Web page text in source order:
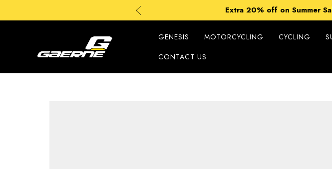
Extra 20% off on Summer
Free Shipping
GENESIS MOTORCYCLING CYCLING
CONTACT US